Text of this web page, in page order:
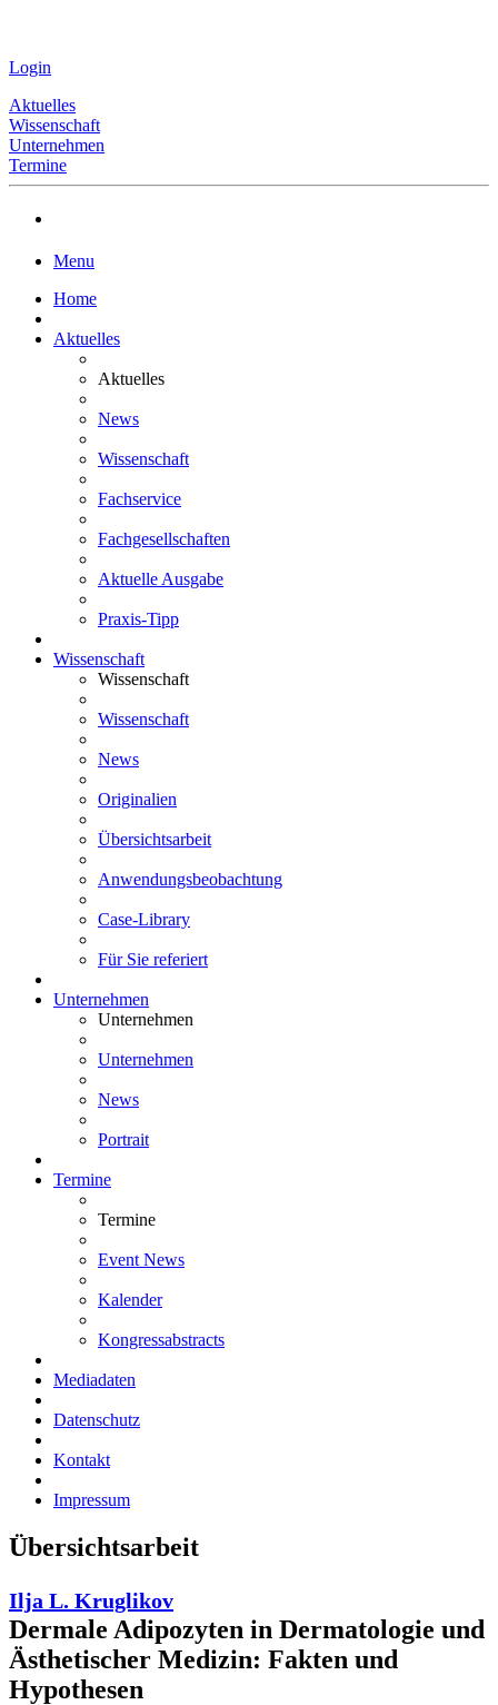
Login
Aktuelles
Wissenschaft
Unternehmen
Termine
Menu
Home
Aktuelles
Aktuelles
News
Wissenschaft
Fachservice
Fachgesellschaften
Aktuelle Ausgabe
Praxis-Tipp
Wissenschaft
Wissenschaft
Wissenschaft
News
Originalien
Übersichtsarbeit
Anwendungsbeobachtung
Case-Library
Für Sie referiert
Unternehmen
Unternehmen
Unternehmen
News
Portrait
Termine
Termine
Event News
Kalender
Kongressabstracts
Mediadaten
Datenschutz
Kontakt
Impressum
Übersichtsarbeit
Ilja L. Kruglikov
Dermale Adipozyten in Dermatologie und
Ästhetischer Medizin: Fakten und
Hypothesen